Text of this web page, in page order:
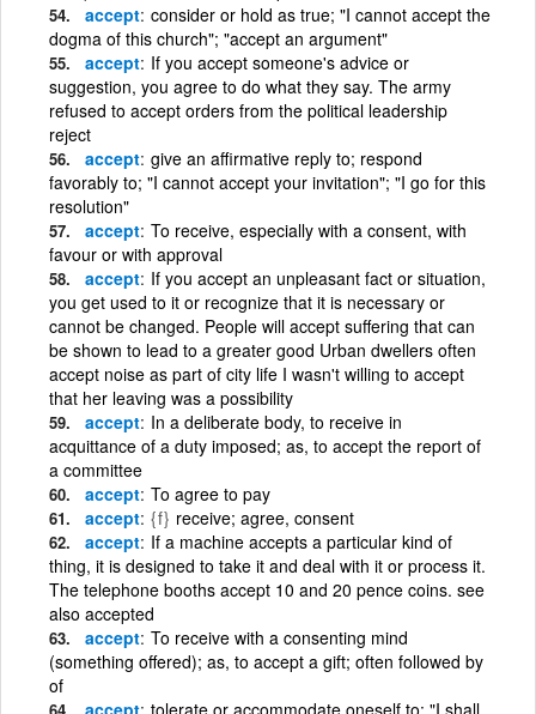
accept consider or hold as true; "I cannot accept the
dogma of this church"; "accept an argument"
accept If you accept someone's advice or
suggestion, you agree to do what they say. The army
refused to accept orders from the political leadership
reject
accept give an affirmative reply to; respond
favorably to; "I cannot accept your invitation"; "I go for this
resolution"
accept To receive, especially with a consent, with
favour or with approval
accept If you accept an unpleasant fact or situation,
you get used to it or recognize that it is necessary or
cannot be changed. People will accept suffering that can
be shown to lead to a greater good Urban dwellers often
accept noise as part of city life I wasn't willing to accept
that her leaving was a possibility
accept In a deliberate body, to receive in
acquittance of a duty imposed; as, to accept the report of
a committee
accept To agree to pay
accept {f} receive; agree, consent
accept If a machine accepts a particular kind of
thing, it is designed to take it and deal with it or process it.
The telephone booths accept 10 and 20 pence coins. see
also accepted
accept To receive with a consenting mind
(something offered); as, to accept a gift; often followed by
of
accept tolerate or accommodate oneself to; "I shall